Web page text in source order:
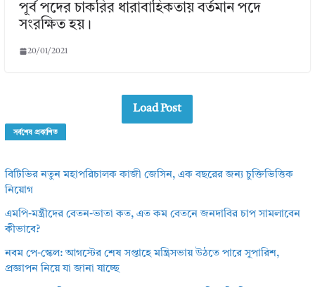
পূর্ব পদের চাকরির ধারাবাহিকতায় বর্তমান পদে
সংরক্ষিত হয়।
20/01/2021
Load Post
সর্বশেষ প্রকাশিত
বিটিভির নতুন মহাপরিচালক কাজী জেসিন, এক বছরের জন্য চুক্তিভিত্তিক
নিয়োগ
এমপি-মন্ত্রীদের বেতন-ভাতা কত, এত কম বেতনে জনদাবির চাপ সামলাবেন
কীভাবে?
নবম পে-স্কেল: আগস্টের শেষ সপ্তাহে মন্ত্রিসভায় উঠতে পারে সুপারিশ,
প্রজ্ঞাপন নিয়ে যা জানা যাচ্ছে